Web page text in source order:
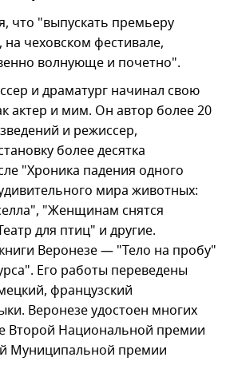
что "выпускать премьеру
на чеховском фестивале,
волнующе и почетно".
и драматург начинал свою
актер и мим. Он автор более 20
и режиссер,
более десятка
"Хроника падения одного
мира животных:
"Женщинам снятся
для птиц" и другие.
Веронезе — "Тело на пробу"
Его работы переведены
французский
Веронезе удостоен многих
Второй Национальной премии
Муниципальной премии